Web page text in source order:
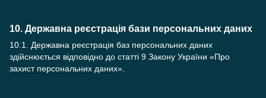
10. Державна реєстрація бази персональних даних
10.1. Державна реєстрація баз персональних даних
здійснюється відповідно до статті 9 Закону України «Про
захист персональних даних».